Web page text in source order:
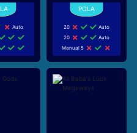
Auto
20
Auto
20
Auto
Manual 5